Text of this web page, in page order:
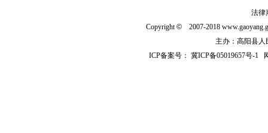
法律
Copyright© 2007-2018
主办：高阳县人
ICP备案号：冀ICP备05019657号-1